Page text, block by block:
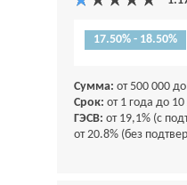
17.50% - 18.50%
Сумма: от 500 000
Срок: от 1 года до 10
ГЭСВ: от 19,1% (с
от 20.8% (без